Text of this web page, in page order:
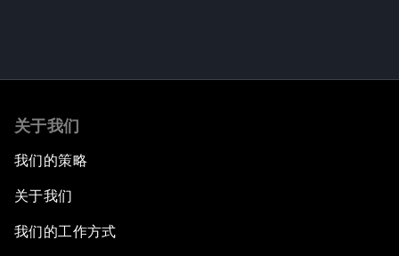
关于我们
我们的策略
关于我们
我们的工作方式